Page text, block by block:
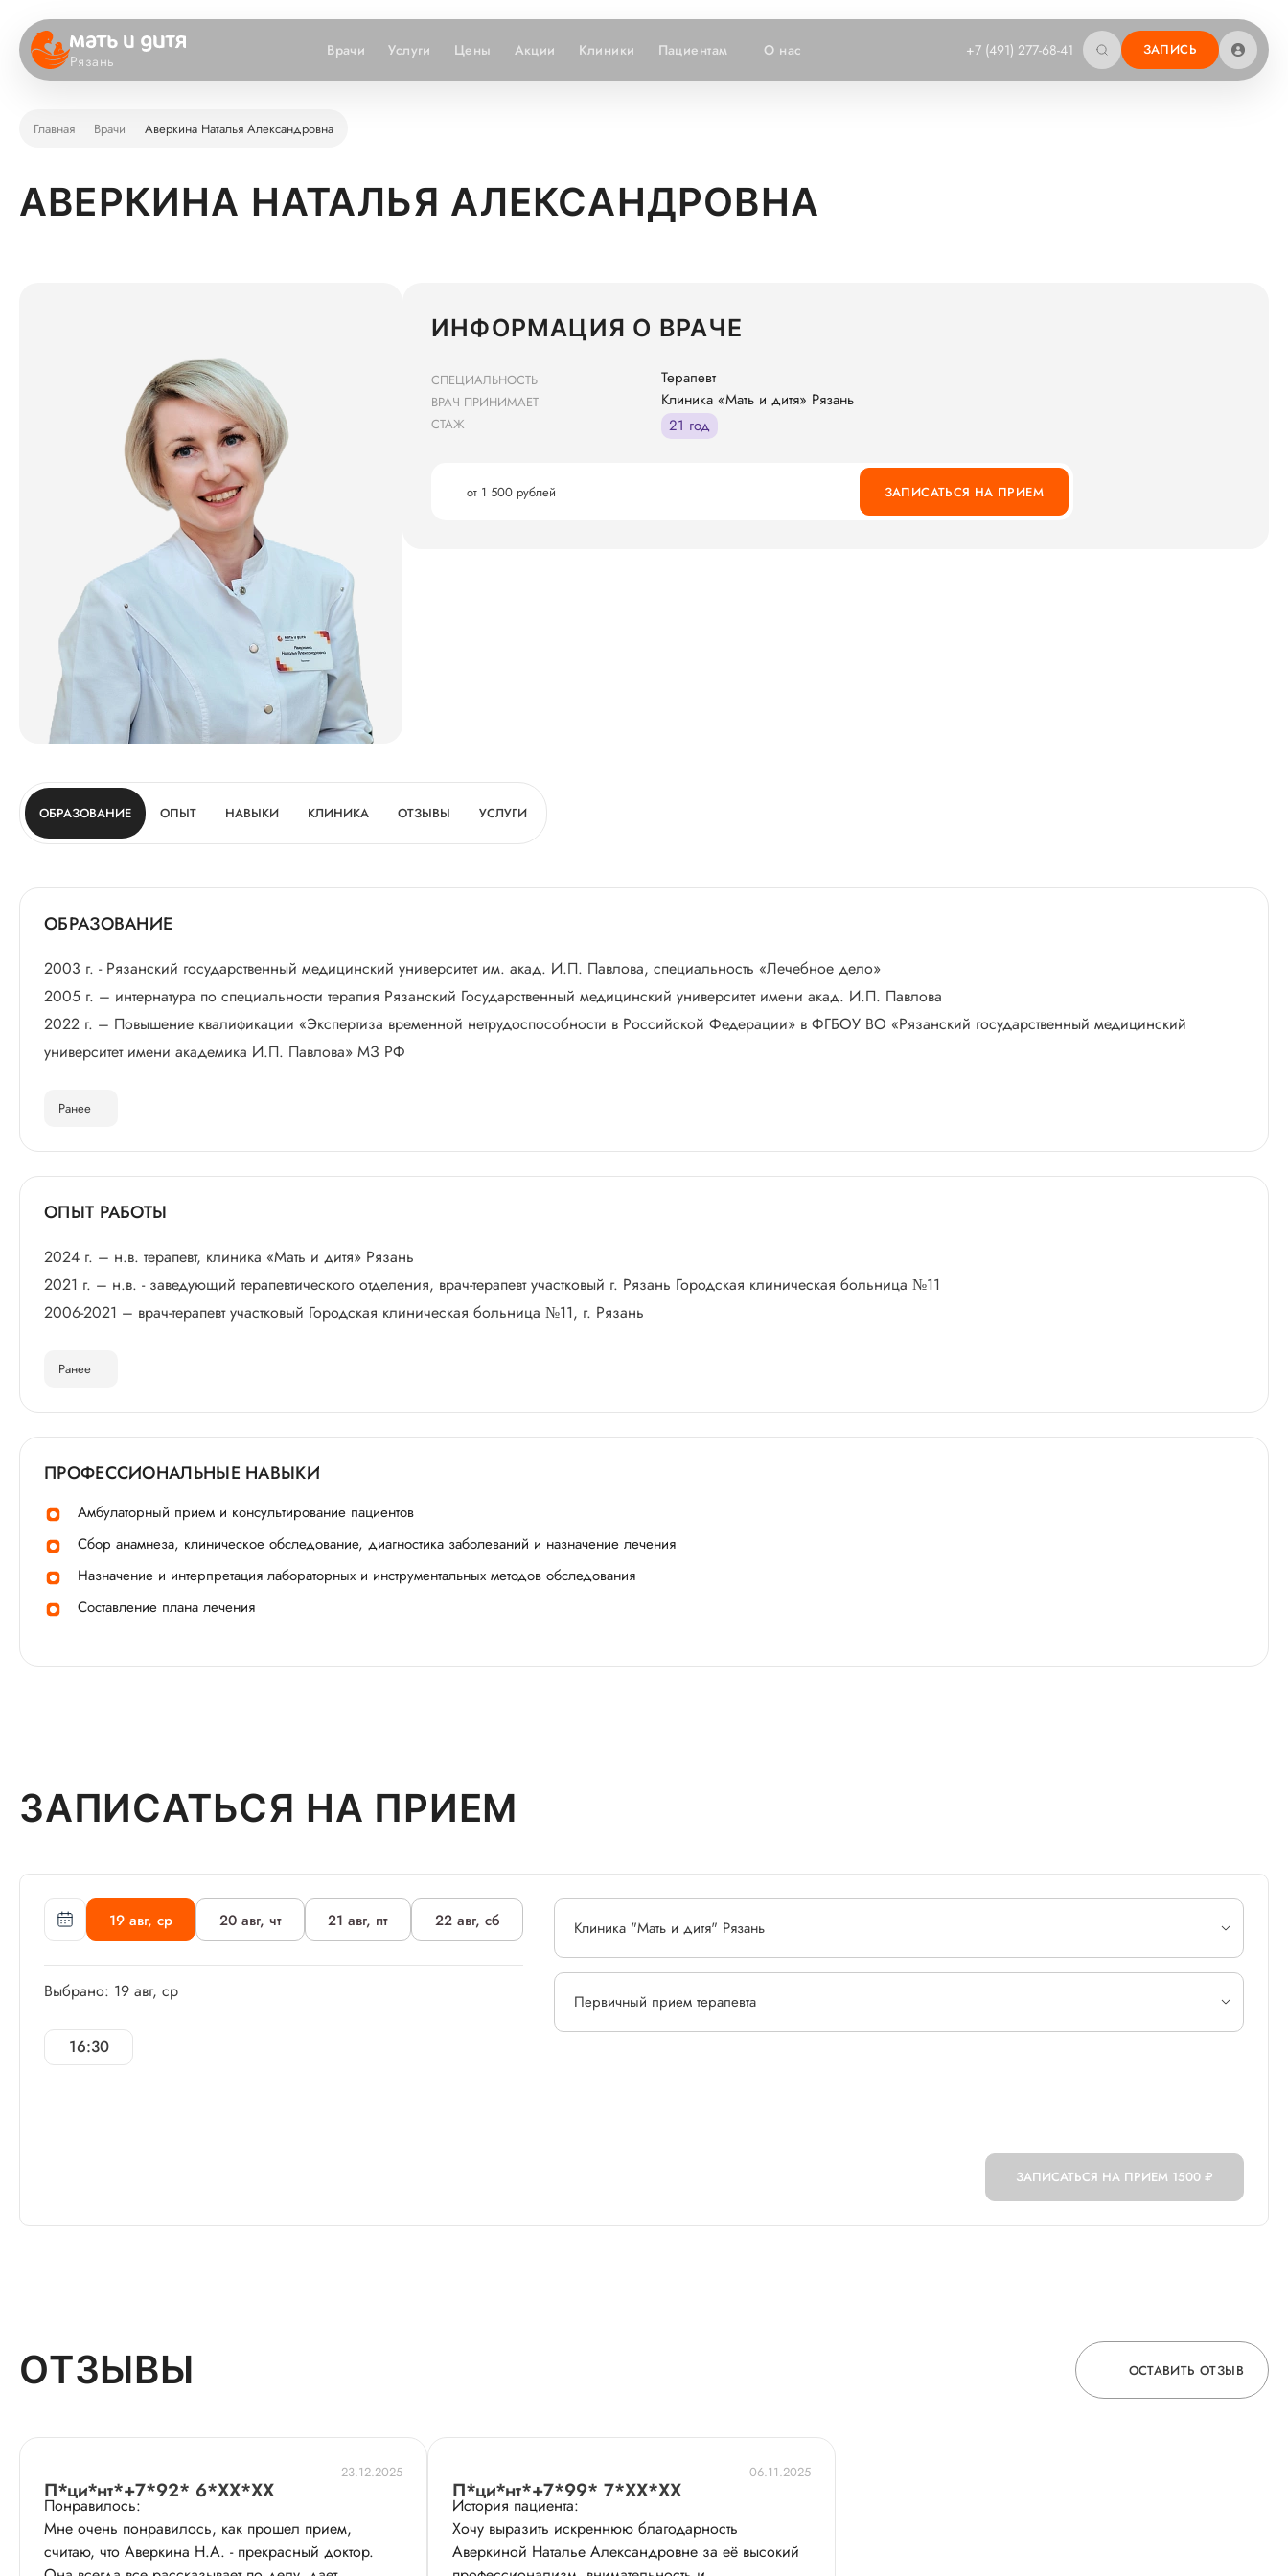
Рязань
Врачи Услуги Цены Акции Клиники Пациентам О нас +7 (491) 277-68-41 ЗАПИСЬ
Главная Врачи Аверкина Наталья Александровна
АВЕРКИНА НАТАЛЬЯ АЛЕКСАНДРОВНА
ИНФОРМАЦИЯ О ВРАЧЕ
СПЕЦИАЛЬНОСТЬ Терапевт
ВРАЧ ПРИНИМАЕТ Клиника «Мать и дитя» Рязань
СТАЖ 21 год
от 1 500 рублей ЗАПИСАТЬСЯ НА ПРИЕМ
ОБРАЗОВАНИЕ ОПЫТ НАВЫКИ КЛИНИКА ОТЗЫВЫ УСЛУГИ
ОБРАЗОВАНИЕ
2003 г. - Рязанский государственный медицинский университет им. акад. И.П. Павлова, специальность «Лечебное дело»
2005 г. – интернатура по специальности терапия Рязанский Государственный медицинский университет имени акад. И.П. Павлова
2022 г. – Повышение квалификации «Экспертиза временной нетрудоспособности в Российской Федерации» в ФГБОУ ВО «Рязанский государственный медицинский
университет имени академика И.П. Павлова» МЗ РФ
Ранее
ОПЫТ РАБОТЫ
2024 г. – н.в. терапевт, клиника «Мать и дитя» Рязань
2021 г. – н.в. - заведующий терапевтического отделения, врач-терапевт участковый г. Рязань Городская клиническая больница №11
2006-2021 – врач-терапевт участковый Городская клиническая больница №11, г. Рязань
Ранее
ПРОФЕССИОНАЛЬНЫЕ НАВЫКИ
Амбулаторный прием и консультирование пациентов
Сбор анамнеза, клиническое обследование, диагностика заболеваний и назначение лечения
Назначение и интерпретация лабораторных и инструментальных методов обследования
Составление плана лечения
ЗАПИСАТЬСЯ НА ПРИЕМ
19 авг, ср 20 авг, чт 21 авг, пт 22 авг, сб
Выбрано: 19 авг, ср
16:30
Клиника "Мать и дитя" Рязань
Первичный прием терапевта
ЗАПИСАТЬСЯ НА ПРИЕМ 1500 ₽
ОТЗЫВЫ ОСТАВИТЬ ОТЗЫВ
23.12.2025
П*ци*нт*+7*92* 6*XX*XX
Понравилось:
Мне очень понравилось, как прошел прием,
считаю, что Аверкина Н.А. - прекрасный доктор.
06.11.2025
П*ци*нт*+7*99* 7*XX*XX
История пациента:
Хочу выразить искреннюю благодарность
Аверкиной Наталье Александровне за её высокий